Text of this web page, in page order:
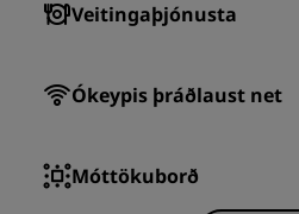
Veitingaþjónusta
Ókeypis þráðlaust net
Móttökuborð